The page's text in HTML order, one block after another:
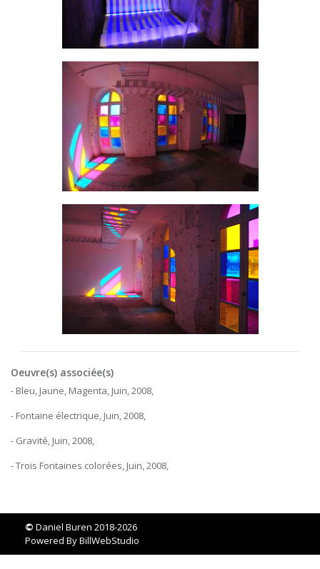
Oeuvre(s) associée(s)
- Bleu, Jaune, Magenta, Juin, 2008,
- Fontaine électrique, Juin, 2008,
- Gravité, Juin, 2008,
- Trois Fontaines colorées, Juin, 2008,
© Daniel Buren 2018-2026
Powered ByBillWebStudio